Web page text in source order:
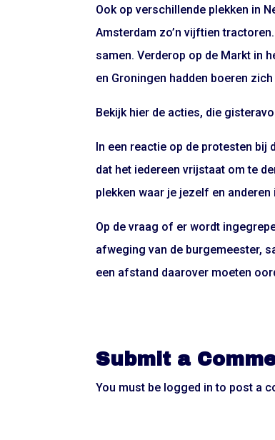
Ook op verschillende plekken in
Amsterdam zo’n vijftien
samen. Verderop op de Markt in
en Groningen hadden boeren
Bekijk hier de acties, die
In een reactie op de protesten
dat het iedereen vrijstaat om te
plekken waar je jezelf en anderen
Op de vraag of er wordt
afweging van de burgemeester,
een afstand daarover moeten
Submit a
You must be logged in to post a